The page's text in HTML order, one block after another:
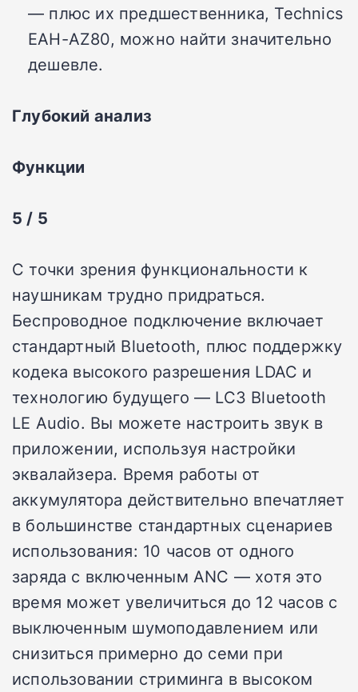
— плюс их предшественника, Technics
EAH-AZ80, можно найти значительно
дешевле.
Глубокий анализ
Функции
5 / 5
С точки зрения функциональности к
наушникам трудно придраться.
Беспроводное подключение включает
стандартный Bluetooth, плюс поддержку
кодека высокого разрешения LDAC и
технологию будущего — LC3 Bluetooth
LE Audio. Вы можете настроить звук в
приложении, используя настройки
эквалайзера. Время работы от
аккумулятора действительно впечатляет
в большинстве стандартных сценариев
использования: 10 часов от одного
заряда с включенным ANC — хотя это
время может увеличиться до 12 часов с
выключенным шумоподавлением или
снизиться примерно до семи при
использовании стриминга в высоком